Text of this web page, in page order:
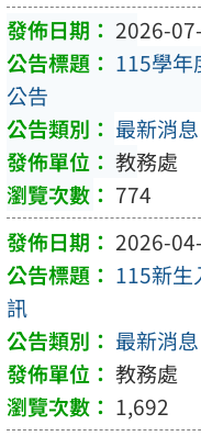
2026-
115學年
公告
最新消息
教務處
774
2026-
115新生
訊
最新消息
教務處
1,692